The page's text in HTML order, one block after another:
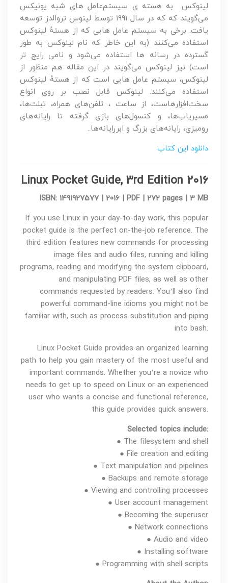
لینوکس به هسته ی سیستم‌عامل های شبه یونیکس
می‌گویند که که در سال ۱۹۹۱ توسط لینوس تروالدز توسعه
یافت. برخی به سیستم عامل هایی که از هسته‌ٔ لینوکس
استفاده می‌کنند (به این خاطر که نام لینوکس به طور
گسترده در رسانه ها استفاده می‌شود و نامی رایج تر
است) نیز لینوکس می‌گویند در این مقاله هم منظور از
لینوکس، سیستم عامل هایی است که از هستهٔ لینوکس
استفاده می‌کنند. لینوکس قابل نصب بر روی انواع
سخت‌افزارهاست، از ساعت ، تلفن‌های همراه، تبلت‌ها،
مسیریاب‌ها، و کنسول‌های بازی گرفته تا رایانه‌های
رومیزی، رایانه‌های بزرگ و ابررایانه‌ها..
دانلود این کتاب
Linux Pocket Guide, 3rd Edition 2016
ISBN: 1491927577 | 2016 | PDF | 272 pages | 3 MB
If you use Linux in your day-to-day work, this popular
pocket guide is the perfect on-the-job reference. The
third edition features new commands for processing
image files and audio files, running and killing
programs, reading and modifying the system clipboard,
and manipulating PDF files, as well as other
commands requested by readers. You’ll also find
powerful command-line idioms you might not be
familiar with, such as process substitution and piping
into bash.
Linux Pocket Guide provides an organized learning
path to help you gain mastery of the most useful and
important commands. Whether you’re a novice who
needs to get up to speed on Linux or an experienced
user who wants a concise and functional reference,
this guide provides quick answers.
Selected topics include:
● The filesystem and shell
● File creation and editing
● Text manipulation and pipelines
● Backups and remote storage
● Viewing and controlling processes
● User account management
● Becoming the superuser
● Network connections
● Audio and video
● Installing software
● Programming with shell scripts